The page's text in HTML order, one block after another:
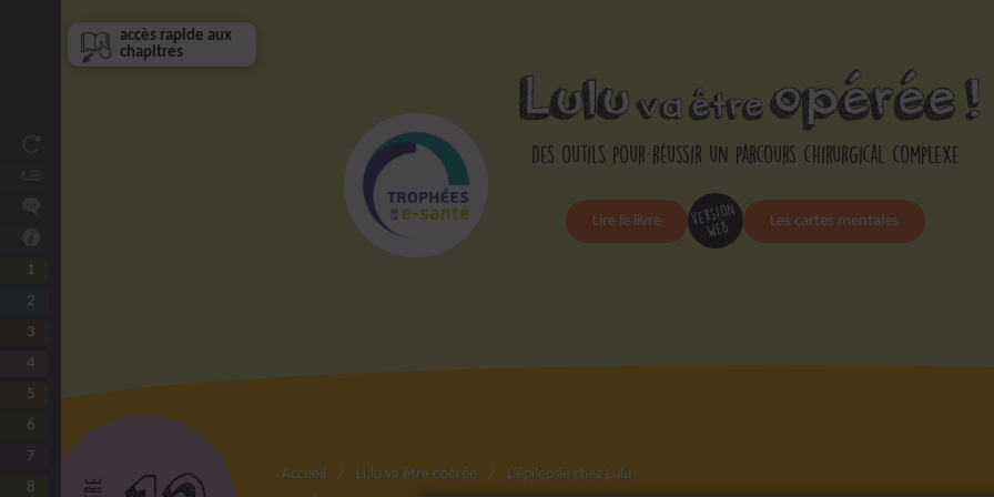
accès rapide aux
chapitres
Des outils pour réussir un parcours chirurgical complexe
Lire le livre version
web Les cartes mentales
1
2
3
4
5
Faire circuler les infos
6
Eviter l’attente
7
8
Les urgences
Accueil Lulu va être opérée L’épilepsie chez Lulu